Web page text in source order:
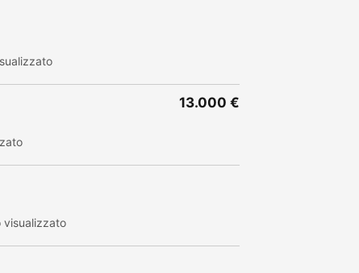
13.000 €
visualizzato